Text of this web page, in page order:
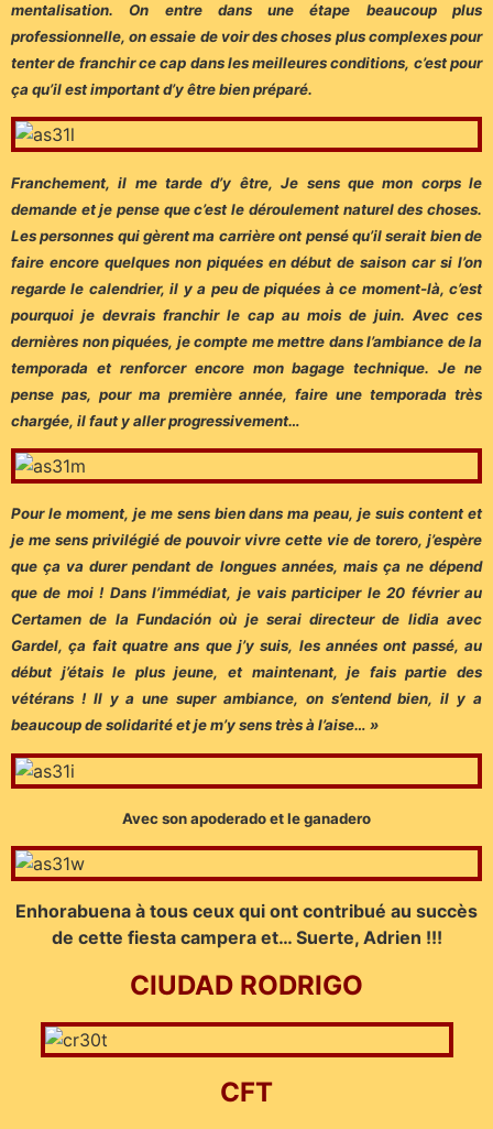
mentalisation. On entre dans une étape beaucoup plus
professionnelle, on essaie de voir des choses plus complexes pour
tenter de franchir ce cap dans les meilleures conditions, c’est pour
ça qu’il est important d’y être bien préparé.
Franchement, il me tarde d’y être, Je sens que mon corps le
demande et je pense que c’est le déroulement naturel des choses.
Les personnes qui gèrent ma carrière ont pensé qu’il serait bien de
faire encore quelques non piquées en début de saison car si l’on
regarde le calendrier, il y a peu de piquées à ce moment-là, c’est
pourquoi je devrais franchir le cap au mois de juin. Avec ces
dernières non piquées, je compte me mettre dans l’ambiance de la
temporada et renforcer encore mon bagage technique. Je ne
pense pas, pour ma première année, faire une temporada très
chargée, il faut y aller progressivement…
Pour le moment, je me sens bien dans ma peau, je suis content et
je me sens privilégié de pouvoir vivre cette vie de torero, j’espère
que ça va durer pendant de longues années, mais ça ne dépend
que de moi ! Dans l’immédiat, je vais participer le 20 février au
Certamen de la Fundación où je serai directeur de lidia avec
Gardel, ça fait quatre ans que j’y suis, les années ont passé, au
début j’étais le plus jeune, et maintenant, je fais partie des
vétérans ! Il y a une super ambiance, on s’entend bien, il y a
beaucoup de solidarité et je m’y sens très à l’aise… »
Avec son apoderado et le ganadero
Enhorabuena à tous ceux qui ont contribué au succès
de cette fiesta campera et… Suerte, Adrien !!!
CIUDAD RODRIGO
CFT